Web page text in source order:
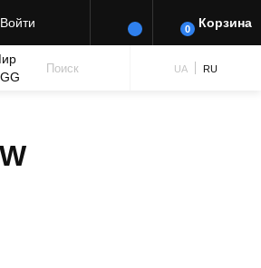
Войти 0 Корзина
Поиск UA RU